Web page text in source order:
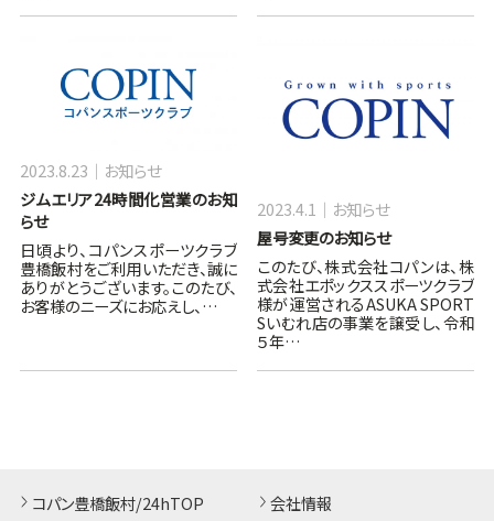
ジムエリア24時間化営業のお知
らせ
2023.8.23 お知らせ
日頃より、コパンスポーツクラブ
豊橋飯村をご利用いただき、誠に
ありがとうございます。このたび、
お客様のニーズにお応えし、…
屋号変更のお知らせ
2023.4.1 お知らせ
このたび、株式会社コパンは、株
式会社エポックススポーツクラブ
様が運営されるASUKA SPORT
Sいむれ店の事業を譲受し、令和
５年…
コパン豊橋飯村/24hTOP 会社情報